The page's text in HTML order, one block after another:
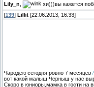
Lily_n
хи)))вы кажется
[139] Lillit [22.06.2013, 16:33]
Чародею сегодня ровно 7 месяцев
вот какой малыш Черныш у нас
Скоро в юниоры,мамка в гости на